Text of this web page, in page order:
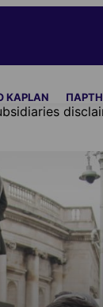
KAPLAN